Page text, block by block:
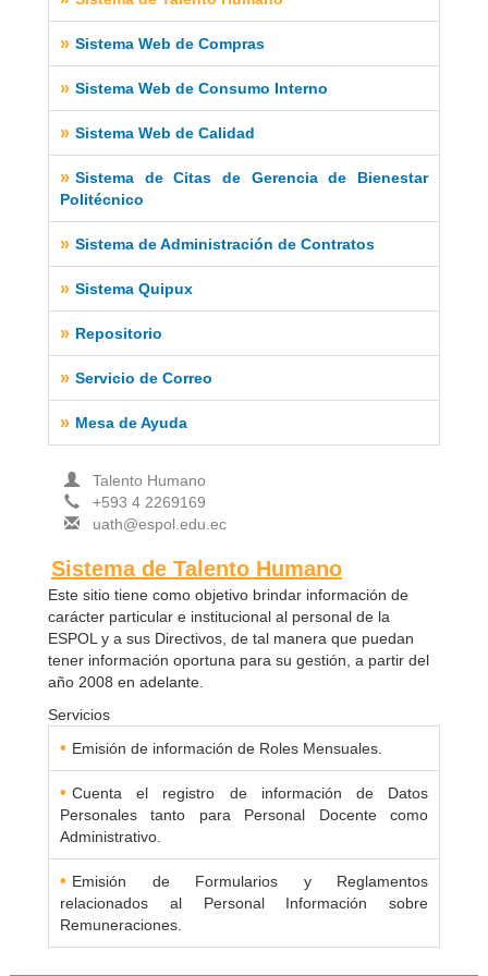
» Sistema Web de Compras
» Sistema Web de Consumo Interno
» Sistema Web de Calidad
» Sistema de Citas de Gerencia de Bienestar
Politécnico
» Sistema de Administración de Contratos
» Sistema Quipux
» Repositorio
» Servicio de Correo
» Mesa de Ayuda
Talento Humano
+593 4 2269169
uath@espol.edu.ec
Sistema de Talento Humano
Este sitio tiene como objetivo brindar información de
carácter particular e institucional al personal de la
ESPOL y a sus Directivos, de tal manera que puedan
tener información oportuna para su gestión, a partir del
año 2008 en adelante.
Servicios
• Emisión de información de Roles Mensuales.
• Cuenta el registro de información de Datos
Personales tanto para Personal Docente como
Administrativo.
• Emisión de Formularios y Reglamentos
relacionados al Personal Información sobre
Remuneraciones.